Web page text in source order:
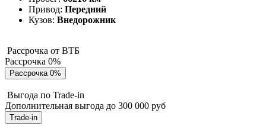
Привод: Передний
Кузов: Внедорожник
Рассрочка от ВТБ
Рассрочка 0%
Рассрочка 0%
Выгода по Trade-in
Дополнительная выгода до 300 000 руб
Trade-in